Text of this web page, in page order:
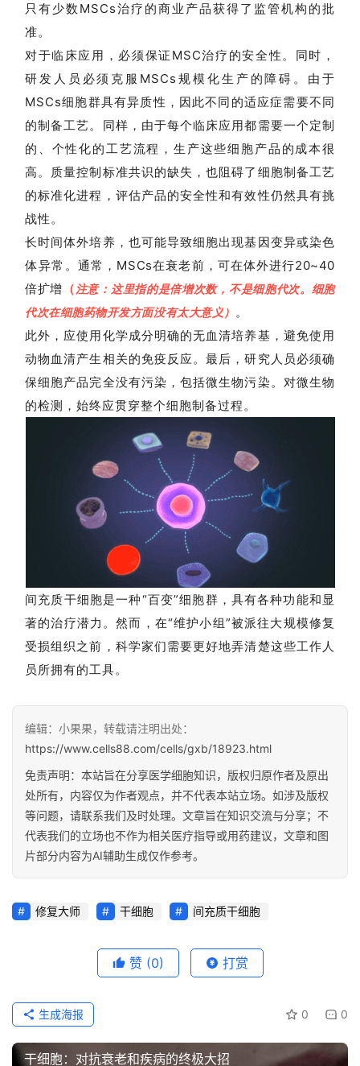
只有少数MSCs治疗的商业产品获得了监管机构的批
准。
对于临床应用，必须保证MSC治疗的安全性。同时，
研发人员必须克服MSCs规模化生产的障碍。 由于
MSCs细胞群具有异质性，因此不同的适应症需要不同
的制备工艺。 同样，由于每个临床应用都需要一个定制
的、个性化的工艺流程，生产这些细胞产品的成本很
高。 质量控制标准共识的缺失，也阻碍了细胞制备工艺
的标准化进程，评估产品的安全性和有效性仍然具有挑
战性。
长时间体外培养，也可能导致细胞出现基因变异或染色
体异常。通常， MSCs在衰老前， 可在体外进行20~40
倍扩增 （ 注意：这里指的是倍增次数，不是细胞代次。细胞
代次在细胞药物开发方面没有太大意义） 。
此外，应使用化学成分明确的无血清培养基，避免使用
动物血清产生相关的免疫反应。最后，研究人员必须确
保细胞产品完全没有污染，包括微生物污染。对微生物
的检测，始终应贯穿整个细胞制备过程。
间充质干细胞是一种“百变”细胞群，具有各种功能和显
著的治疗潜力。然而，在“维护小组”被派往大规模修复
受损组织之前，科学家们需要更好地弄清楚这些工作人
员所拥有的工具。
编辑：小果果，转载请注明出处：
https://www.cells88.com/cells/gxb/18923.html
免责声明：本站旨在分享医学细胞知识，版权归原作者及原出
处所有，内容仅为作者观点，并不代表本站立场。如涉及版权
等问题，请联系我们及时处理。文章旨在知识交流与分享；不
代表我们的立场也不作为相关医疗指导或用药建议，文章和图
片部分内容为AI辅助生成仅作参考。
修复大师 干细胞 间充质干细胞
赞 (0) 打赏
0 0
生成海报
干细胞：对抗衰老和疾病的终极大招